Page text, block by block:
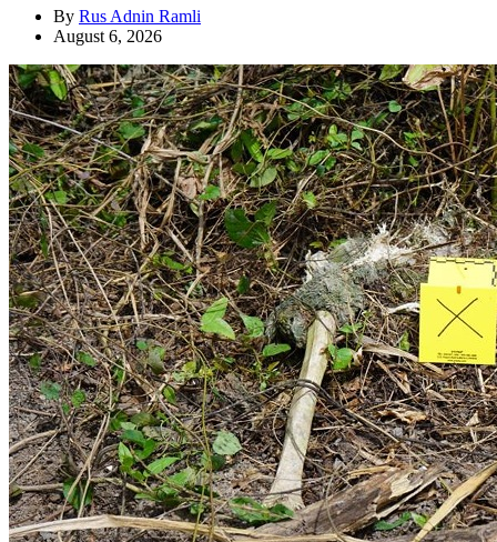
By Rus Adnin Ramli
August 6, 2026